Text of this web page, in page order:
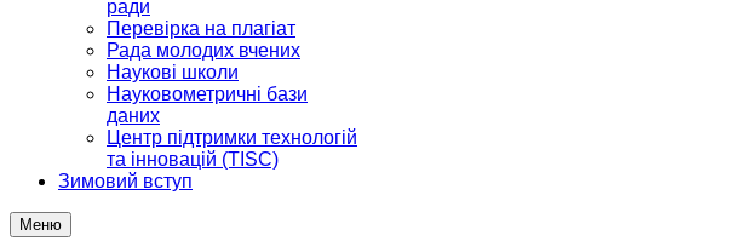
ради
Перевірка на плагіат
Рада молодих вчених
Наукові школи
Науковометричні бази
даних
Центр підтримки технологій
та інновацій (TISC)
Зимовий вступ
Меню